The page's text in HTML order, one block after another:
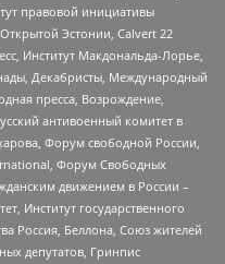
правовой инициативы
Эстонии, Calvert 22
Институт Макдональда-Лорье,
Декабристы, Международный
пресса, Возрождение,
антивоенный комитет в
Форум свободной России,
Форум Свободных
движением в России –
Институт государственного
Россия, Беллона, Союз жителей
депутатов, Гринпис